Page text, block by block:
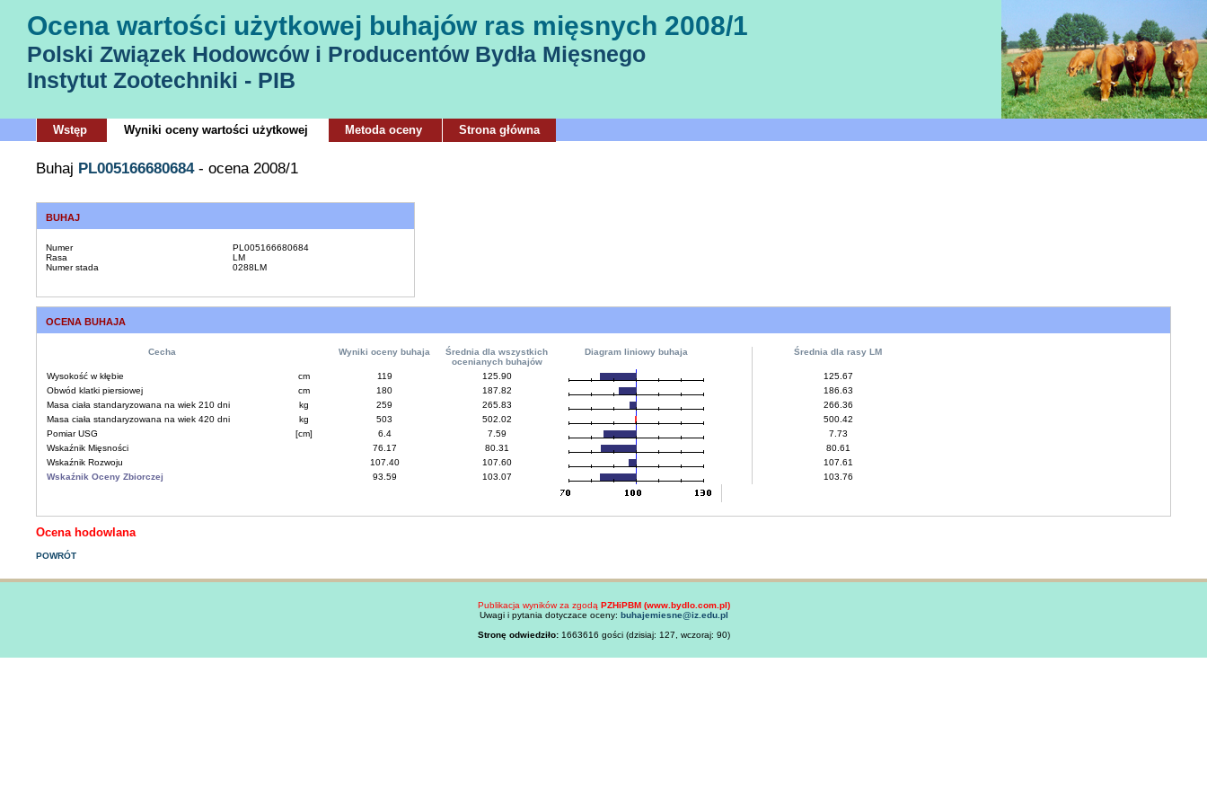
Ocena wartości użytkowej buhajów ras mięsnych 2008/1
Polski Związek Hodowców i Producentów Bydła Mięsnego
Instytut Zootechniki - PIB
Wstęp Wyniki oceny wartości użytkowej Metoda oceny Strona główna
Buhaj PL005166680684- ocena 2008/1
BUHAJ
Numer
PL005166680684
Rasa
LM
Numer stada
0288LM
OCENA BUHAJA
Cecha Wyniki oceny buhaja
Średnia dla wszystkich
ocenianych buhajów
Diagram liniowy buhaja Średnia dla rasy LM
Wysokość w kłębie cm 119 125.90
125.67
Obwód klatki piersiowej
cm 180 187.82
186.63
Masa ciała standaryzowana na wiek 210 dni
kg 259 265.83
266.36
Masa ciała standaryzowana na wiek 420 dni
kg 503 502.02
500.42
Pomiar USG
[cm] 6.4 7.59
7.73
Wskaźnik Mięsności
76.17 80.31
80.61
Wskaźnik Rozwoju
107.40 107.60
107.61
Wskaźnik Oceny Zbiorczej
93.59 103.07 103.76
Ocena hodowlana
POWRÓT
Publikacja wyników za zgodą PZHiPBM (www.bydlo.com.pl)
Uwagi i pytania dotyczace oceny: buhajemiesne@iz.edu.pl
Stronę odwiedziło:1663616 gości (dzisiaj: 127, wczoraj: 90)